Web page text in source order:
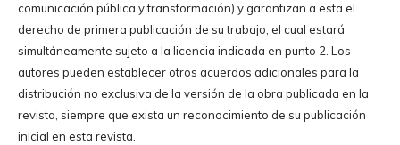
comunicación pública y transformación) y garantizan a esta el
derecho de primera publicación de su trabajo, el cual estará
simultáneamente sujeto a la licencia indicada en punto 2. Los
autores pueden establecer otros acuerdos adicionales para la
distribución no exclusiva de la versión de la obra publicada en la
revista, siempre que exista un reconocimiento de su publicación
inicial en esta revista.